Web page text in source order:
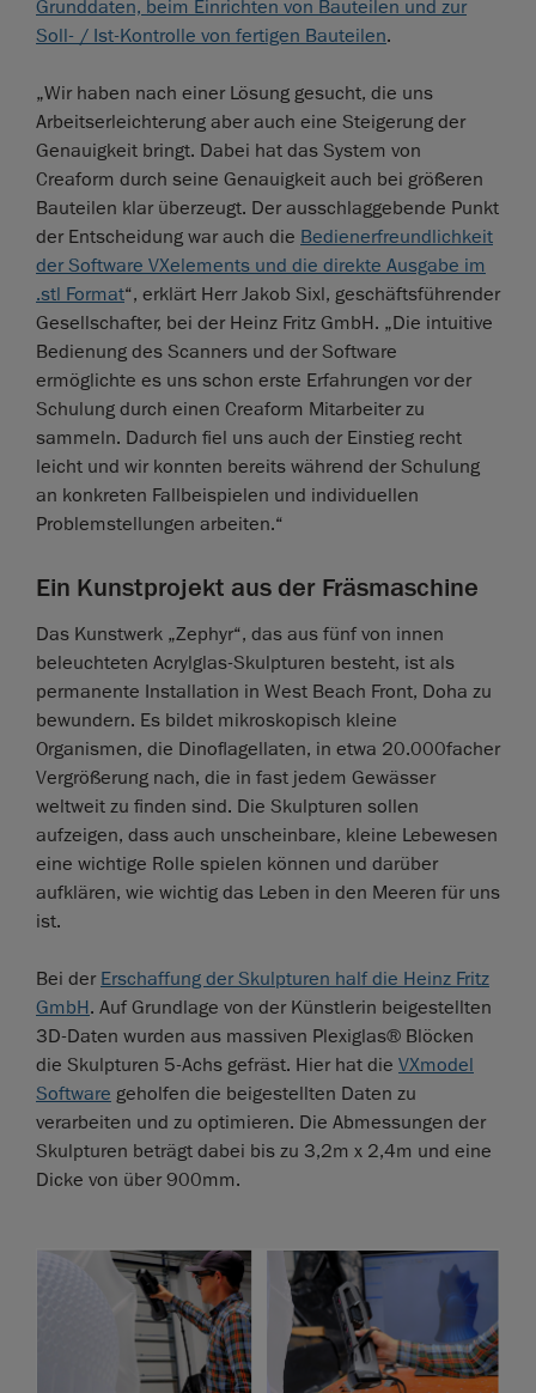
Grunddaten, beim Einrichten von Bauteilen und zur
Soll- / Ist-Kontrolle von fertigen Bauteilen.
„Wir haben nach einer Lösung gesucht, die uns
Arbeitserleichterung aber auch eine Steigerung der
Genauigkeit bringt. Dabei hat das System von
Creaform durch seine Genauigkeit auch bei größeren
Bauteilen klar überzeugt. Der ausschlaggebende Punkt
der Entscheidung war auch die Bedienerfreundlichkeit
der Software VXelements und die direkte Ausgabe im
.stl Format“, erklärt Herr Jakob Sixl, geschäftsführender
Gesellschafter, bei der Heinz Fritz GmbH. „Die intuitive
Bedienung des Scanners und der Software
ermöglichte es uns schon erste Erfahrungen vor der
Schulung durch einen Creaform Mitarbeiter zu
sammeln. Dadurch fiel uns auch der Einstieg recht
leicht und wir konnten bereits während der Schulung
an konkreten Fallbeispielen und individuellen
Problemstellungen arbeiten.“
Ein Kunstprojekt aus der Fräsmaschine
Das Kunstwerk „Zephyr“, das aus fünf von innen
beleuchteten Acrylglas-Skulpturen besteht, ist als
permanente Installation in West Beach Front, Doha zu
bewundern. Es bildet mikroskopisch kleine
Organismen, die Dinoflagellaten, in etwa 20.000facher
Vergrößerung nach, die in fast jedem Gewässer
weltweit zu finden sind. Die Skulpturen sollen
aufzeigen, dass auch unscheinbare, kleine Lebewesen
eine wichtige Rolle spielen können und darüber
aufklären, wie wichtig das Leben in den Meeren für uns
ist.
Bei der Erschaffung der Skulpturen half die Heinz Fritz
GmbH. Auf Grundlage von der Künstlerin beigestellten
3D-Daten wurden aus massiven Plexiglas® Blöcken
die Skulpturen 5-Achs gefräst. Hier hat die VXmodel
Software geholfen die beigestellten Daten zu
verarbeiten und zu optimieren. Die Abmessungen der
Skulpturen beträgt dabei bis zu 3,2m x 2,4m und eine
Dicke von über 900mm.